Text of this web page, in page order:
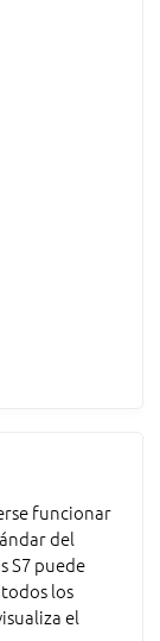
funcionar
del
S7 puede
los
el